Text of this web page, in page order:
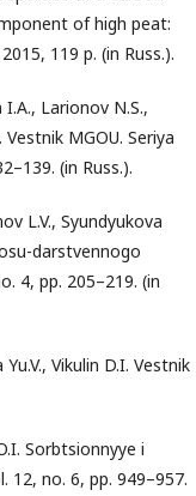
of high peat:
119 p. (in Russ.).
Larionov N.S.,
MGOU. Seriya
(in Russ.).
L.V., Syundyukova
darstvennogo
4, pp. 205–219. (in
Vikulin D.I. Vestnik
Sorbtsionnyye i
12, no. 6, pp. 949–957.